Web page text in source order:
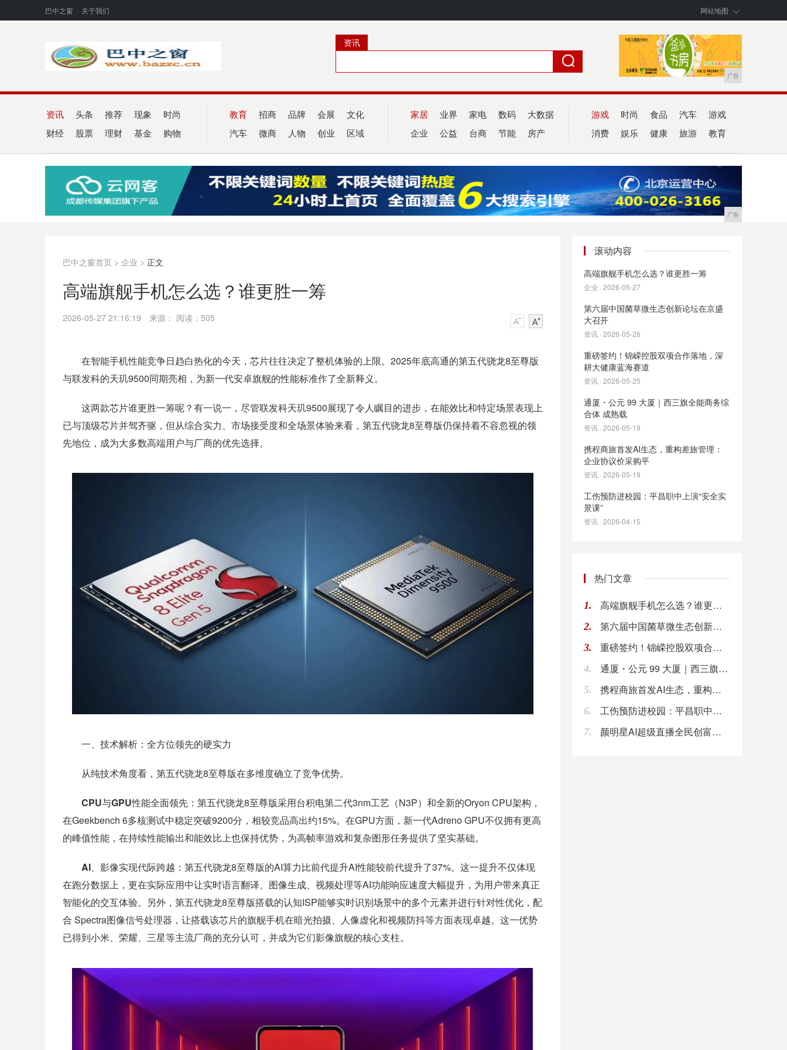
巴中之窗 关于我们 网站地图
资讯
广告
资讯 头条 推荐 现象 时尚
财经 股票 理财 基金 购物
教育 招商 品牌 会展 文化
汽车 微商 人物 创业 区域
家居 业界 家电 数码 大数据
企业 公益 台商 节能 房产
游戏 时尚 食品 汽车 游戏
消费 娱乐 健康 旅游 教育
广告
巴中之窗首页 > 企业 > 正文
高端旗舰手机怎么选？谁更胜一筹
2026-05-27 21:16:19 来源： 阅读：505
在智能手机性能竞争日趋白热化的今天，芯片往往决定了整机体验的上限。2025年底高通的第五代骁龙8至尊版
与联发科的天玑9500同期亮相，为新一代安卓旗舰的性能标准作了全新释义。
这两款芯片谁更胜一筹呢？有一说一，尽管联发科天玑9500展现了令人瞩目的进步，在能效比和特定场景表现上
已与顶级芯片并驾齐驱，但从综合实力、市场接受度和全场景体验来看，第五代骁龙8至尊版仍保持着不容忽视的领
先地位，成为大多数高端用户与厂商的优先选择。
一、技术解析：全方位领先的硬实力
从纯技术角度看，第五代骁龙8至尊版在多维度确立了竞争优势。
CPU与GPU性能全面领先： 第五代骁龙8至尊版采用台积电第二代3nm工艺（N3P）和全新的Oryon CPU架构，
在Geekbench 6多核测试中稳定突破9200分，相较竞品高出约15%。在GPU方面，新一代Adreno GPU不仅拥有更高
的峰值性能，在持续性能输出和能效比上也保持优势，为高帧率游戏和复杂图形任务提供了坚实基础。
AI、影像实现代际跨越： 第五代骁龙8至尊版的AI算力比前代提升AI性能较前代提升了37%。这一提升不仅体现
在跑分数据上，更在实际应用中让实时语言翻译、图像生成、视频处理等AI功能响应速度大幅提升，为用户带来真正
智能化的交互体验。另外，第五代骁龙8至尊版搭载的认知ISP能够实时识别场景中的多个元素并进行针对性优化，配
合 Spectra图像信号处理器，让搭载该芯片的旗舰手机在暗光拍摄、人像虚化和视频防抖等方面表现卓越。这一优势
已得到小米、荣耀、三星等主流厂商的充分认可，并成为它们影像旗舰的核心支柱。
滚动内容
高端旗舰手机怎么选？谁更胜一筹
企业 · 2026-05-27
第六届中国菌草微生态创新论坛在京盛
大召开
资讯 · 2026-05-26
重磅签约！锦嵘控股双项合作落地，深
耕大健康蓝海赛道
资讯 · 2026-05-25
通厦・公元 99 大厦｜西三旗全能商务综
合体 成熟载
资讯 · 2026-05-19
携程商旅首发AI生态，重构差旅管理：
企业协议价采购平
资讯 · 2026-05-19
工伤预防进校园：平昌职中上演“安全实
景课”
资讯 · 2026-04-15
热门文章
1. 高端旗舰手机怎么选？谁更胜一筹
2. 第六届中国菌草微生态创新论坛在京盛大召开
3. 重磅签约！锦嵘控股双项合作落地，深耕大健康蓝海
4. 通厦・公元 99 大厦｜西三旗全能商务综合体
5. 携程商旅首发AI生态，重构差旅管理：企业协议价
6. 工伤预防进校园：平昌职中上演“安全实景课”
7. 颜明星AI超级直播全民创富峰会杭州落幕，知名大